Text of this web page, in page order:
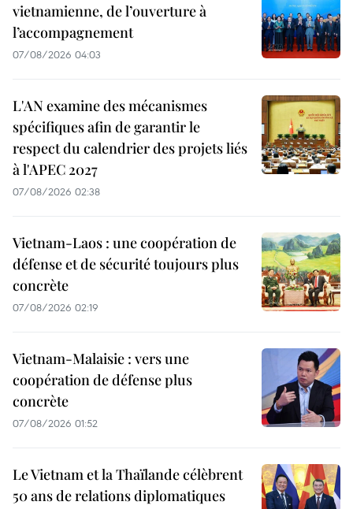
vietnamienne, de l’ouverture à
l’accompagnement
07/08/2026 04:03
L'AN examine des mécanismes
spécifiques afin de garantir le
respect du calendrier des projets liés
à l'APEC 2027
07/08/2026 02:38
Vietnam-Laos : une coopération de
défense et de sécurité toujours plus
concrète
07/08/2026 02:19
Vietnam-Malaisie : vers une
coopération de défense plus
concrète
07/08/2026 01:52
Le Vietnam et la Thaïlande célèbrent
50 ans de relations diplomatiques